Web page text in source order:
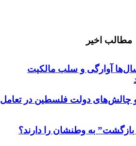
مطالب اخیر
آوارگی و سلب مالكيت
چالش‌های دولت فلسطین در تعامل
به وطنشان‌ را دارند؟